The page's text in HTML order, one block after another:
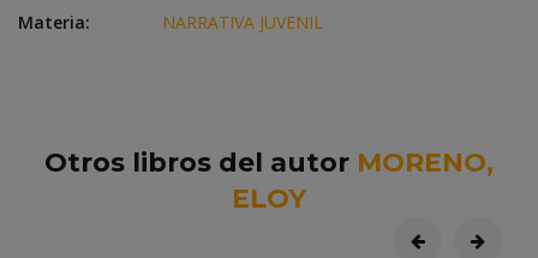
Materia:
NARRATIVA JUVENIL
Otros libros del autor MORENO,
ELOY